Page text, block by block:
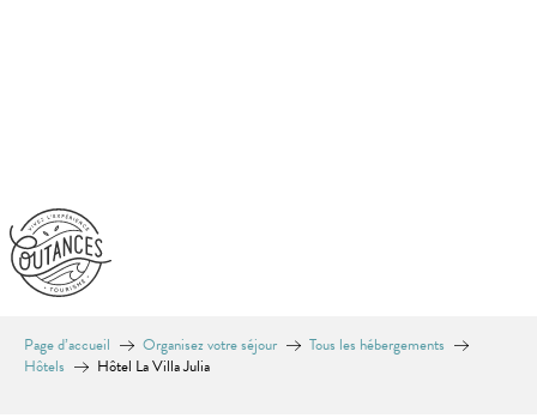
Page d’accueil Organisez votre séjour
Tous les hébergements
Hôtels
Hôtel La Villa Julia